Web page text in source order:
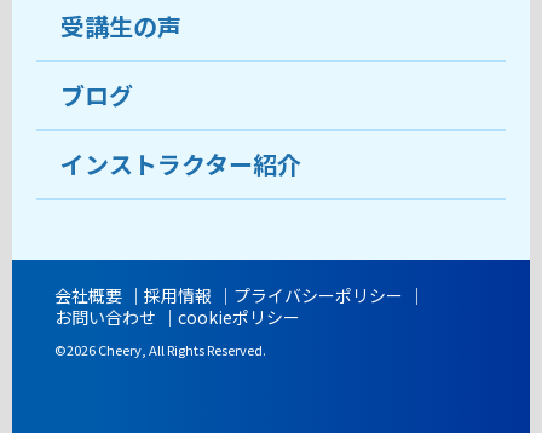
おすすめ・人気の講座
目的から講座を探す
教室ブログ
開講時間
料金
受講までの流れ
よくあるご質問
受講生の声
ブログ
インストラクター紹介
会社概要 採用情報
プライバシーポリシー
お問い合わせ
cookieポリシー
©2026 Cheery, All Rights Reserved.